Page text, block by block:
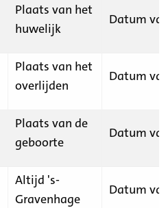
Plaats van het
huwelijk
Datum
Plaats van het
overlijden
Datum
Plaats van de
geboorte
Datum
Altijd 's-
Gravenhage
Datum